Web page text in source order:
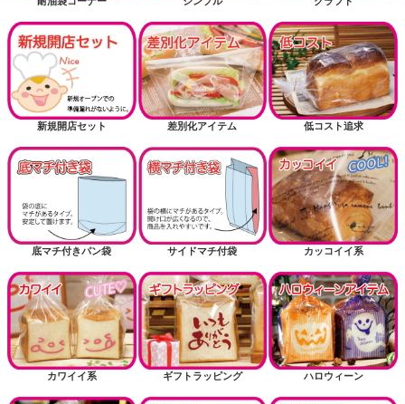
新規開店セット 差別化アイテム 低コスト追求
底マチ付きパン袋 サイドマチ付袋 カッコイイ系
カワイイ系 ギフトラッピング ハロウィーン